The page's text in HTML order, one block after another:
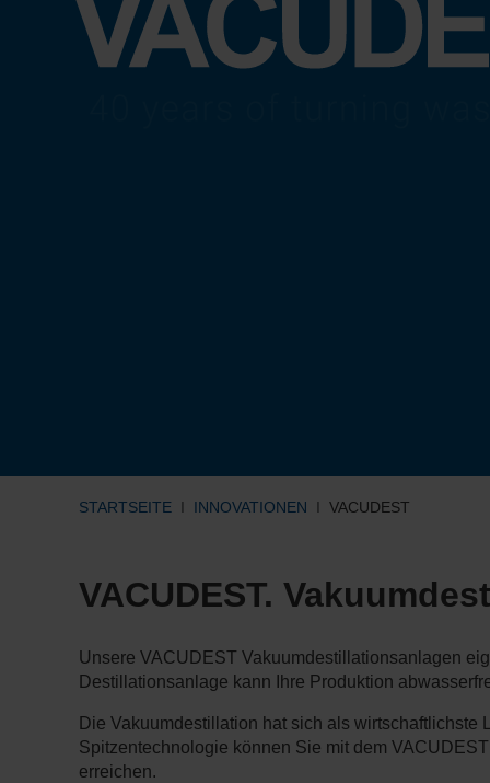
STARTSEITE INNOVATIONEN VACUDEST
VACUDEST.
Unsere VACUDEST Vakuumdestillationsanlagen
Destillationsanlage kann Ihre Produktion
Die Vakuumdestillation hat sich als
Spitzentechnologie können Sie mit dem
erreichen.